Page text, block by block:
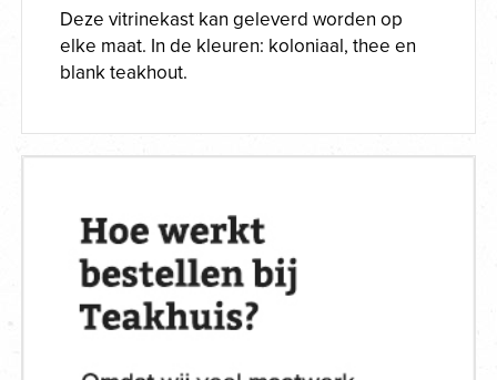
Deze vitrinekast kan geleverd worden op
elke maat. In de kleuren: koloniaal, thee en
blank teakhout.